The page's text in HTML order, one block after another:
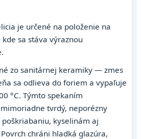
je určené na položenie na
sa stáva výraznou
zo sanitárnej keramiky — zmes
sa odlieva do foriem a vypaľuje
°C. Týmto spekaním
tvrdý, neporézny
kyselinám aj
chráni hladká glazúra,